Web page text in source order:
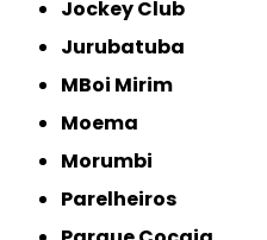
Jockey Club
Jurubatuba
MBoi Mirim
Moema
Morumbi
Parelheiros